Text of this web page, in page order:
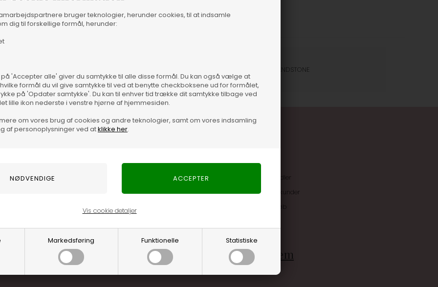
bruger teknologier, herunder cookies, til at indsamle
dig til forskellige formål, herunder:
'Accepter alle' giver du samtykke til alle disse formål. Du kan også vælge at
formål du vil give samtykke til ved at benytte checkboksene ud for formålet,
på 'Opdater samtykke'. Du kan til enhver tid trække dit samtykke tilbage ved
lille ikon nederste i venstre hjørne af hjemmesiden.
om vores brug af cookies og andre teknologier, samt om vores indsamling
af personoplysninger ved atklikke her.
Markedsføring Funktionelle Statistiske
Vis cookie detaljer
Saloner 57289-SANDSTONE
Optjen 3% i bonuskroner når du handler
Særlige, eksklusive tilbud kun til klubkunder
Brug dine point allerede på næste køb
Læs mere og bliv medlem